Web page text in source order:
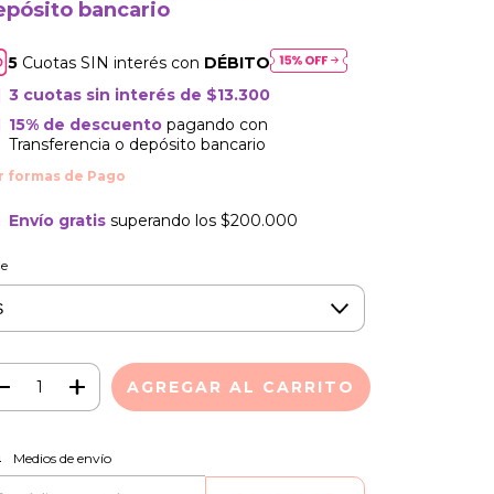
bancario
Cuotas SIN interés con DÉBITO
3 cuotas sin interés de $13.300
15% de descuentopagando con
Transferencia o depósito bancario
Envío gratis superando los $200.000
para el CP:
Medios de envío